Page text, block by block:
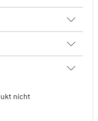
nicht